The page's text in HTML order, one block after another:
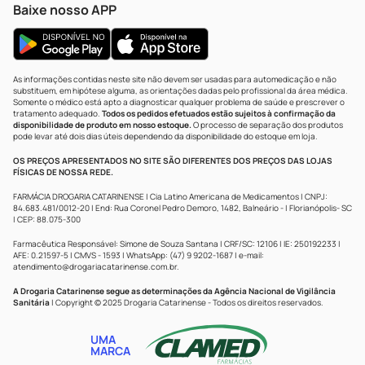
Baixe nosso APP
As informações contidas neste site não devem ser usadas para automedicação e não
substituem, em hipótese alguma, as orientações dadas pelo profissional da área médica.
Somente o médico está apto a diagnosticar qualquer problema de saúde e prescrever o
tratamento adequado. Todos os pedidos efetuados estão sujeitos à confirmação da
disponibilidade de produto em nosso estoque.O processo de separação dos produtos
pode levar até dois dias úteis dependendo da disponibilidade do estoque em loja.
OS PREÇOS APRESENTADOS NO SITE SÃO DIFERENTES DOS PREÇOS DAS LOJAS
FÍSICAS DE NOSSA REDE.
FARMÁCIA DROGARIA CATARINENSE | Cia Latino Americana de Medicamentos | CNPJ:
84.683.481/0012-20 | End: Rua Coronel Pedro Demoro, 1482, Balneário - | Florianópolis- SC
| CEP: 88.075-300
Farmacêutica Responsável: Simone de Souza Santana | CRF/SC: 12106 | IE: 250192233 |
AFE: 0.21597-5 | CMVS - 1593 | WhatsApp: (47) 9 9202-1687 | e-mail:
atendimento@drogariacatarinense.com.br.
A Drogaria Catarinense segue as determinações da Agência Nacional de Vigilância
Sanitária | Copyright © 2025 Drogaria Catarinense - Todos os direitos reservados.
UMA
MARCA